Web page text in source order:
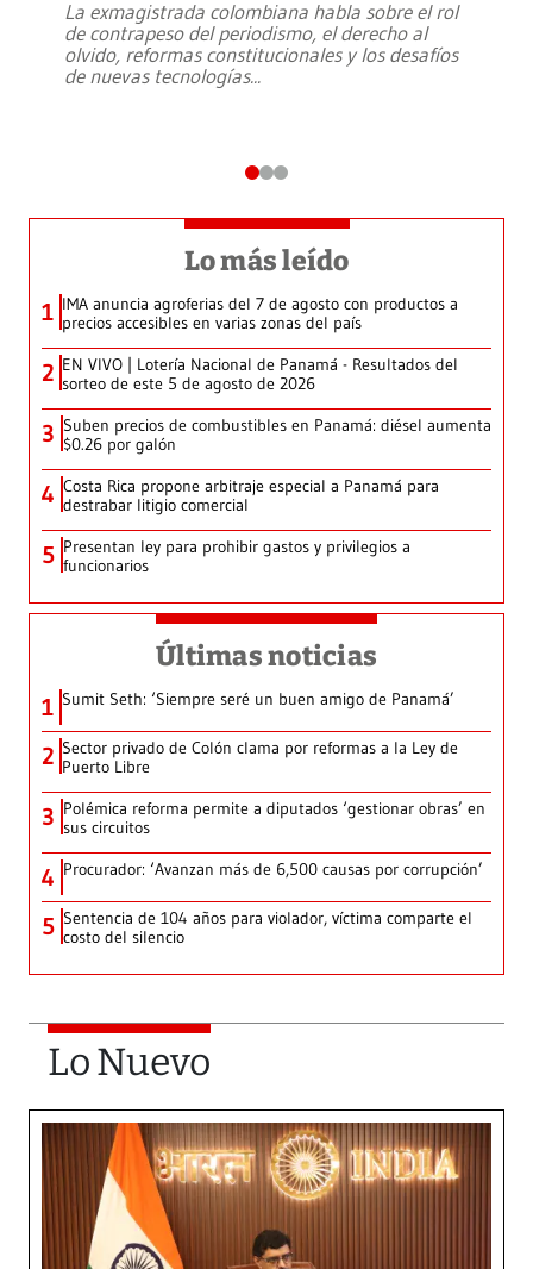
La exmagistrada colombiana habla sobre el rol
de contrapeso del periodismo, el derecho al
olvido, reformas constitucionales y los desafíos
de nuevas tecnologías...
Lo más leído
1 IMA anuncia agroferias del 7 de agosto con productos a
precios accesibles en varias zonas del país
2 EN VIVO | Lotería Nacional de Panamá - Resultados del
sorteo de este 5 de agosto de 2026
3 Suben precios de combustibles en Panamá: diésel aumenta
$0.26 por galón
4 Costa Rica propone arbitraje especial a Panamá para
destrabar litigio comercial
5 Presentan ley para prohibir gastos y privilegios a
funcionarios
Últimas noticias
1 Sumit Seth: ‘Siempre seré un buen amigo de Panamá’
2 Sector privado de Colón clama por reformas a la Ley de
Puerto Libre
3 Polémica reforma permite a diputados ‘gestionar obras’ en
sus circuitos
4 Procurador: ‘Avanzan más de 6,500 causas por corrupción’
5 Sentencia de 104 años para violador, víctima comparte el
costo del silencio
Lo Nuevo